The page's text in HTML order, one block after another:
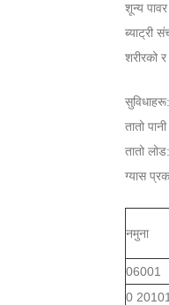
शून्य
ब्याट्री
शरीरको
सुविधाहरू:
तातो
तातो
ग्यास
नमुना
06001
0 20101